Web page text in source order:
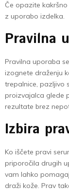
Če opazite
z uporabo izdelka.
Pravilna
Pravilna uporaba
izognete draženju
trepalnice, pazljivo
proizvajalca glede
rezultate brez
Izbira
Ko iščete pravi
priporočila drugih
vam lahko
draži kože. Prav